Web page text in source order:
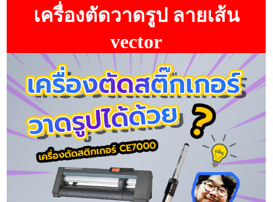
เครื่องตัดวาดรูป ลายเส้น
vector